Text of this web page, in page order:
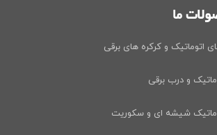
ما
اتوماتیک و کرکره های برقی
و درب برقی
شیشه ای و سکوریت